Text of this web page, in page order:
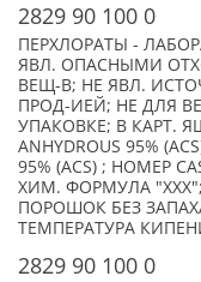
2829 90 100 0
ПЕРХЛОРАТЫ -
ЯВЛ. ОПАСНЫМИ
ВЕЩ-В; НЕ ЯВЛ.
ПРОД-ИЕЙ; НЕ ДЛЯ
УПАКОВКЕ; В КАРТ.
ANHYDROUS 95%
95% (ACS) ; НОМЕР
ХИМ. ФОРМУЛА
ПОРОШОК БЕЗ
ТЕМПЕРАТУРА
2829 90 100 0